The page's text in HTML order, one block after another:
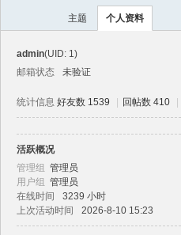
主题 个人资料
admin(UID: 1)
邮箱状态
未验证
统计信息 好友数 1539 回帖数 410
活跃概况
管理组 管理员
用户组 管理员
在线时间
3239 小时
上次活动时间
2026-8-10 15:23